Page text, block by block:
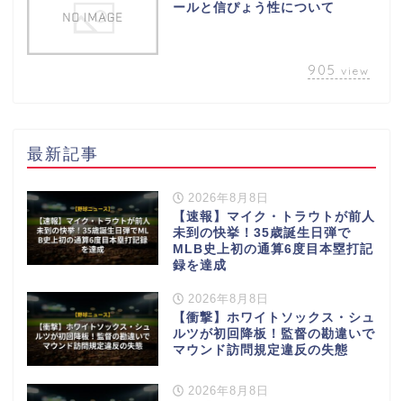
ールと信ぴょう性について
905 view
最新記事
2026年8月8日
【速報】マイク・トラウトが前人
未到の快挙！35歳誕生日弾で
MLB史上初の通算6度目本塁打記
録を達成
2026年8月8日
【衝撃】ホワイトソックス・シュ
ルツが初回降板！監督の勘違いで
マウンド訪問規定違反の失態
2026年8月8日